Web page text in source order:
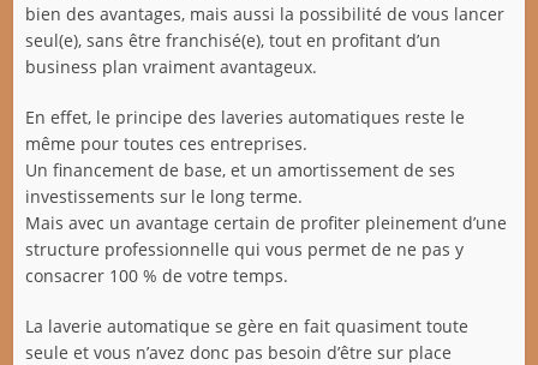
bien des avantages, mais aussi la possibilité de vous lancer
seul(e), sans être franchisé(e), tout en profitant d’un
business plan vraiment avantageux.
En effet, le principe des laveries automatiques reste le
même pour toutes ces entreprises.
Un financement de base, et un amortissement de ses
investissements sur le long terme.
Mais avec un avantage certain de profiter pleinement d’une
structure professionnelle qui vous permet de ne pas y
consacrer 100 % de votre temps.
La laverie automatique se gère en fait quasiment toute
seule et vous n’avez donc pas besoin d’être sur place